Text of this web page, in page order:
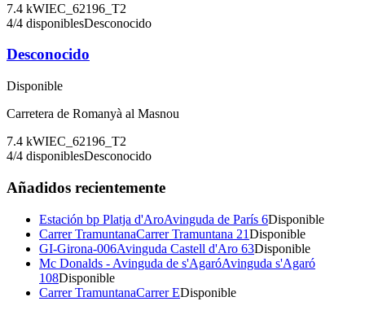
7.4 kWIEC_62196_T2
4/4 disponiblesDesconocido
Desconocido
Disponible
Carretera de Romanyà al Masnou
7.4 kWIEC_62196_T2
4/4 disponiblesDesconocido
Añadidos recientemente
Estación bp Platja d'AroAvinguda de París 6Disponible
Carrer TramuntanaCarrer Tramuntana 21Disponible
GI-Girona-006Avinguda Castell d'Aro 63Disponible
Mc Donalds - Avinguda de s'AgaróAvinguda s'Agaró
108Disponible
Carrer TramuntanaCarrer EDisponible